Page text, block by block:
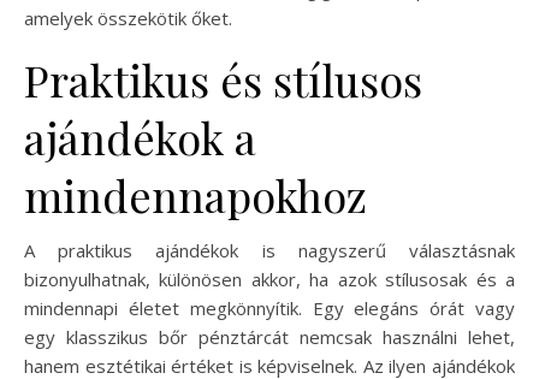
amelyek összekötik őket.
Praktikus és stílusos
ajándékok a
mindennapokhoz
A praktikus ajándékok is nagyszerű választásnak
bizonyulhatnak, különösen akkor, ha azok stílusosak és a
mindennapi életet megkönnyítik. Egy elegáns órát vagy
egy klasszikus bőr pénztárcát nemcsak használni lehet,
hanem esztétikai értéket is képviselnek. Az ilyen ajándékok